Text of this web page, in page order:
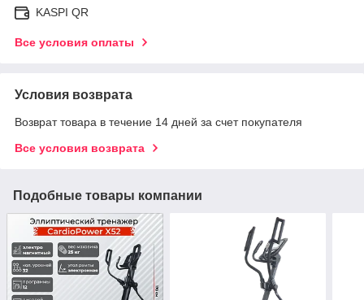
KASPI QR
Все условия оплаты
Условия возврата
Возврат товара в течение 14 дней за счет покупателя
Все условия возврата
Подобные товары компании